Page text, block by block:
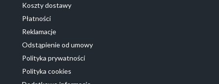
Koszty dostawy
Płatności
Reklamacje
Odstąpienie od umowy
Polityka prywatności
Polityka cookies